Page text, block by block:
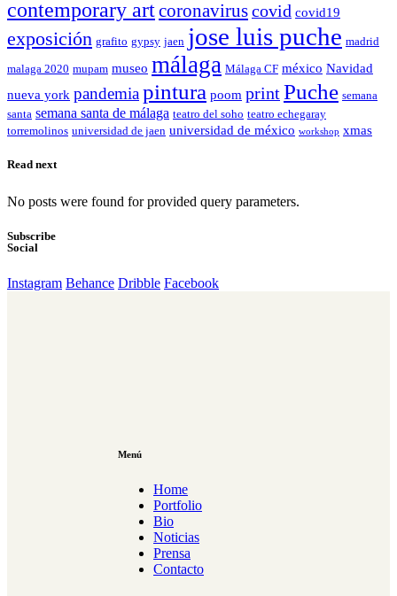
contemporary artcoronaviruscovid covid19
exposición grafito gypsy jaen jose luis puche madrid
malaga 2020 mupam museo málaga Málaga CF méxico Navidad
nueva york pandemiapintura poom printPuche semana
santa semana santa de málaga teatro del soho teatro echegaray
torremolinos universidad de jaen universidad de méxico workshop xmas
Read next
No posts were found for provided query parameters.
Subscribe
Social
Instagram Behance Dribble Facebook
Menú
Home
Portfolio
Bio
Noticias
Prensa
Contacto